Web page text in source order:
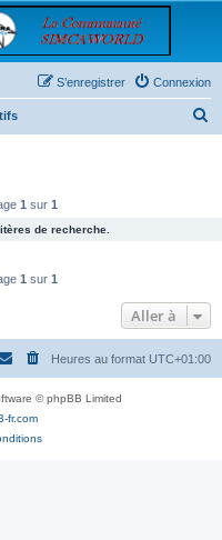
Connexion
S’enregistrer
e
r
1 sur 1
de recherche.
1 sur 1
Aller à
Heures au format UTC+01:00
© phpBB Limited
fr.com